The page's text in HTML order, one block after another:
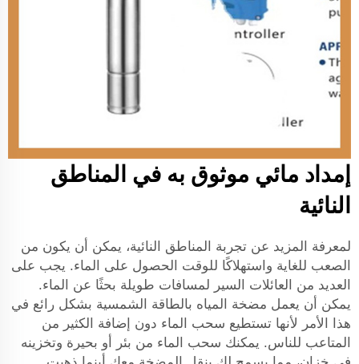
إمداد مائي موثوق به في المناطق
النائية
لمعرفة المزيد عن تجربة المناطق النائية، يمكن أن يكون من
الصعب للغاية واستهلاكًا للوقت الحصول على الماء. يجب على
العديد من العائلات السير لمسافات طويلة بحثًا عن الماء.
يمكن أن يعمل مضخة المياه بالطاقة الشمسية بشكل رائع في
هذا الأمر لأنها تستطيع سحب الماء دون إضافة الكثير من
المتاعب للناس. يمكنك سحب الماء من بئر أو بحيرة وتخزينه